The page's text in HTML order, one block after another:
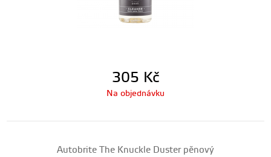
305 Kč
Na objednávku
Autobrite The Knuckle Duster pěnový